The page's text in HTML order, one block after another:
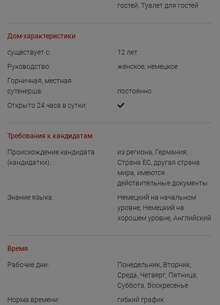
гостей, Туалет для гостей
Дом-характеристики
существует с: 12 лет
Руководство:
женское, немецкое
Горничная, местная
сутенерша:
постоянно
Открыто 24 часа в сутки:
Требования к кандидатам
Происхождение кандидата
(кандидатки):
из региона, Германия,
Страна ЕС, другая страна
мира, имеются
действительные документы
Знание языка:
Немецкий на начальном
уровне, Немецкий на
хорошем уровне, Английский
Время
Рабочие дни: Понедельник, Вторник,
Среда, Четверг, Пятница,
Суббота, Воскресенье
Норма времени:
гибкий график